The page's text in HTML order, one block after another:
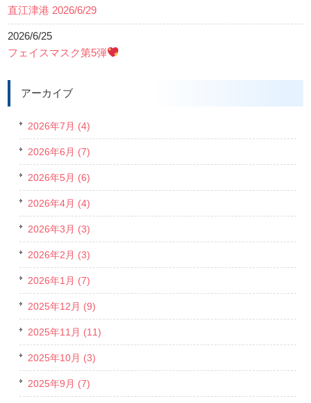
直江津港 2026/6/29
2026/6/25
フェイスマスク第5弾
アーカイブ
2026年7月 (4)
2026年6月 (7)
2026年5月 (6)
2026年4月 (4)
2026年3月 (3)
2026年2月 (3)
2026年1月 (7)
2025年12月 (9)
2025年11月 (11)
2025年10月 (3)
2025年9月 (7)